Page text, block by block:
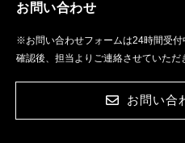
お問い合わせ
※お問い合わせフォームは24時間受付
確認後、担当よりご連絡させていただ
お問い合